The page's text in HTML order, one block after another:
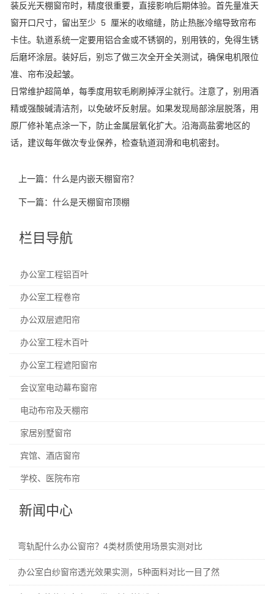
装反光天棚窗帘时，精度很重要，直接影响后期体验。首先量准天
窗开口尺寸，留出至少 5 厘米的收缩缝，防止热胀冷缩导致帘布
卡住。轨道系统一定要用铝合金或不锈钢的，别用铁的，免得生锈
后磨坏涂层。装好后，别忘了做三次全开全关测试，确保电机限位
准、帘布没起皱。
日常维护超简单，每季度用软毛刷刷掉浮尘就行。注意了，别用酒
精或强酸碱清洁剂，以免破坏反射层。如果发现局部涂层脱落，用
原厂修补笔点涂一下，防止金属层氧化扩大。沿海高盐雾地区的
话，建议每年做次专业保养，检查轨道润滑和电机密封。
上一篇： 什么是内嵌天棚窗帘？
下一篇： 什么是天棚窗帘顶棚
栏目导航
办公室工程铝百叶
办公室工程卷帘
办公双层遮阳帘
办公室工程木百叶
办公室工程遮阳窗帘
会议室电动幕布窗帘
电动布帘及天棚帘
家居别墅窗帘
宾馆、酒店窗帘
学校、医院布帘
新闻中心
弯轨配什么办公窗帘？4类材质使用场景实测对比
办公室白纱窗帘透光效果实测，5种面料对比一目了然